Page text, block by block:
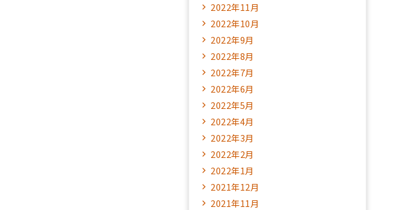
2022年11月
2022年10月
2022年9月
2022年8月
2022年7月
2022年6月
2022年5月
2022年4月
2022年3月
2022年2月
2022年1月
2021年12月
2021年11月